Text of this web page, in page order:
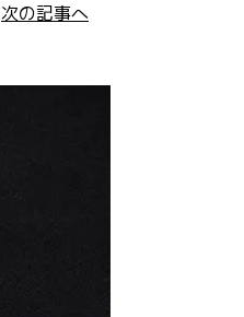
次の記事へ